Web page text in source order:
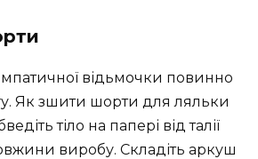
відьмочки повинно
Як зшити шорти для ляльки
тіло на папері від талії
виробу. Складіть аркуш